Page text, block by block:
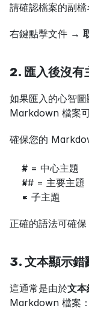
請確認檔案的副檔
右鍵點擊文件 →
2. 匯入後沒有
如果匯入的心智
Markdown 檔案
確保您的
# = 中心主題
## = 主要主題
= 子主題
正確的語法可確
3. 文本顯示錯
這通常是由於文本
Markdown 檔案：